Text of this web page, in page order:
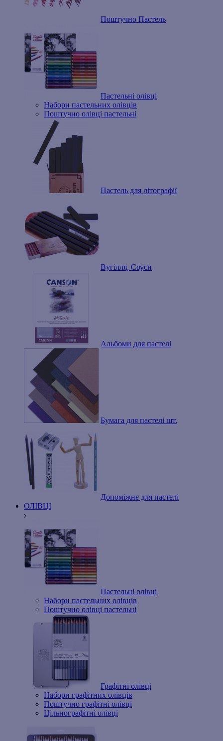
Поштучно Пастель
Пастельні олівці
Набори пастельних олівців
Поштучно олівці пастельні
Пастель для літографії
Вугілля, Соуси
Альбоми для пастелі
Бумага для пастелі шт.
Допоміжне для пастелі
ОЛІВЦІ
Пастельні олівці
Набори пастельних олівців
Поштучно олівці пастельні
Графітні олівці
Набори графітних олівців
Поштучно графітні олівці
Цільнографітні олівці